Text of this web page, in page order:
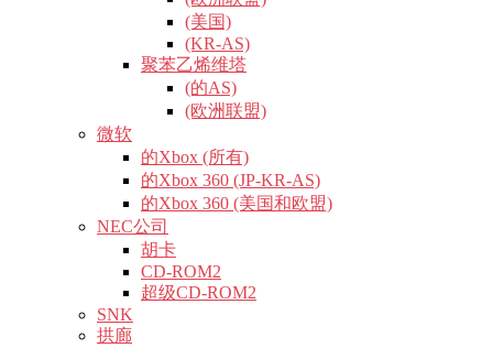
(美国)
(KR-AS)
聚苯乙烯维塔
(的AS)
(欧洲联盟)
微软
的Xbox (所有)
的Xbox 360 (JP-KR-AS)
的Xbox 360 (美国和欧盟)
NEC公司
胡卡
CD-ROM2
超级CD-ROM2
SNK
拱廊